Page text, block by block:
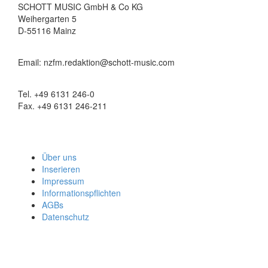
SCHOTT MUSIC GmbH & Co KG
Weihergarten 5
D-55116 Mainz
Email: nzfm.redaktion@schott-music.com
Tel. +49 6131 246-0
Fax. +49 6131 246-211
Über uns
Inserieren
Impressum
Informationspflichten
AGBs
Datenschutz